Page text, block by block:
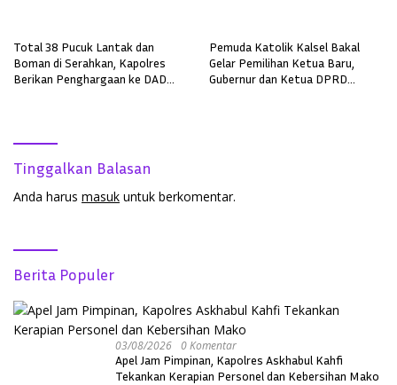
Total 38 Pucuk Lantak dan
Boman di Serahkan, Kapolres
Berikan Penghargaan ke DAD
Pemuda Katolik Kalsel Bakal
Gelar Pemilihan Ketua Baru,
Gubernur dan Ketua DPRD
Tinggalkan Balasan
Anda harus masuk untuk berkomentar.
Berita Populer
03/08/2026 0 Komentar
Apel Jam Pimpinan, Kapolres Askhabul Kahfi
Tekankan Kerapian Personel dan Kebersihan Mako